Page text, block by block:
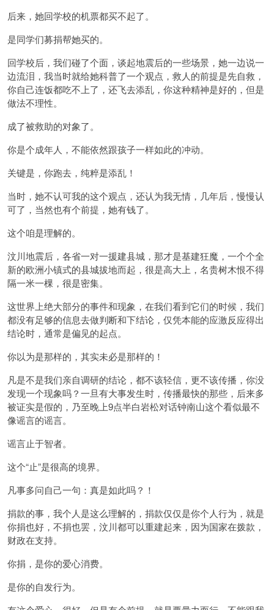
后来，她回学校的机票都买不起了。
是同学们募捐帮她买的。
回学校后，我们碰了个面，谈起地震后的一些场景，她一边说一
边流泪，我当时就给她科普了一个观点，救人的前提是先自救，
你自己连饭都吃不上了，还飞去添乱，你这种精神是好的，但是
做法不理性。
成了被救助的对象了。
你是个成年人，不能依然跟孩子一样如此的冲动。
关键是，你跑去，纯粹是添乱！
当时，她不认可我的这个观点，还认为我无情，几年后，慢慢认
可了，当然也有个前提，她有钱了。
这个咱是理解的。
汶川地震后，各省一对一援建县城，那才是基建狂魔，一个个全
新的欧洲小镇式的县城拔地而起，很是高大上，名贵树木恨不得
隔一米一棵，很是密集。
这世界上绝大部分的事件和现象，在我们看到它们的时候，我们
都没有足够的信息去做判断和下结论，仅凭本能的应激反应得出
结论时，通常是偏见的起点。
你以为是那样的，其实未必是那样的！
凡是不是我们亲自调研的结论，都不该轻信，更不该传播，你没
发现一个现象吗？一旦有大事发生时，传播最快的那些，后来多
被证实是假的，乃至晚上9点半白岩松对话钟南山这个看似最不
像谣言的谣言。
谣言止于智者。
这个“止”是很高的境界。
凡事多问自己一句：真是如此吗？！
捐款的事，我个人是这么理解的，捐款仅仅是你个人行为，就是
你捐也好，不捐也罢，汶川都可以重建起来，因为国家在拨款，
财政在支持。
你捐，是你的爱心消费。
是你的自发行为。